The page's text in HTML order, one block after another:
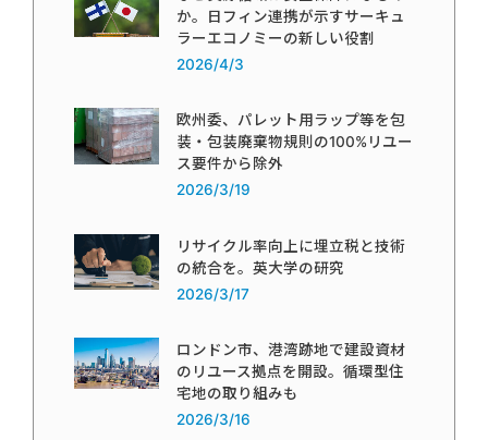
か。日フィン連携が示すサーキュ
ラーエコノミーの新しい役割
2026/4/3
欧州委、パレット用ラップ等を包
装・包装廃棄物規則の100%リユー
ス要件から除外
2026/3/19
リサイクル率向上に埋立税と技術
の統合を。英大学の研究
2026/3/17
ロンドン市、港湾跡地で建設資材
のリユース拠点を開設。循環型住
宅地の取り組みも
2026/3/16